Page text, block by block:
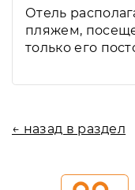
Отель
пляжем,
только его
← назад в раздел